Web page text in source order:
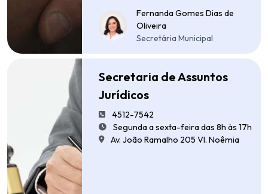
Fernanda Gomes Dias de
Oliveira
Secretária Municipal
Secretaria de Assuntos
Jurídicos
4512-7542
Segunda a sexta-feira das 8h às 17h
Av. João Ramalho 205 Vl. Noêmia